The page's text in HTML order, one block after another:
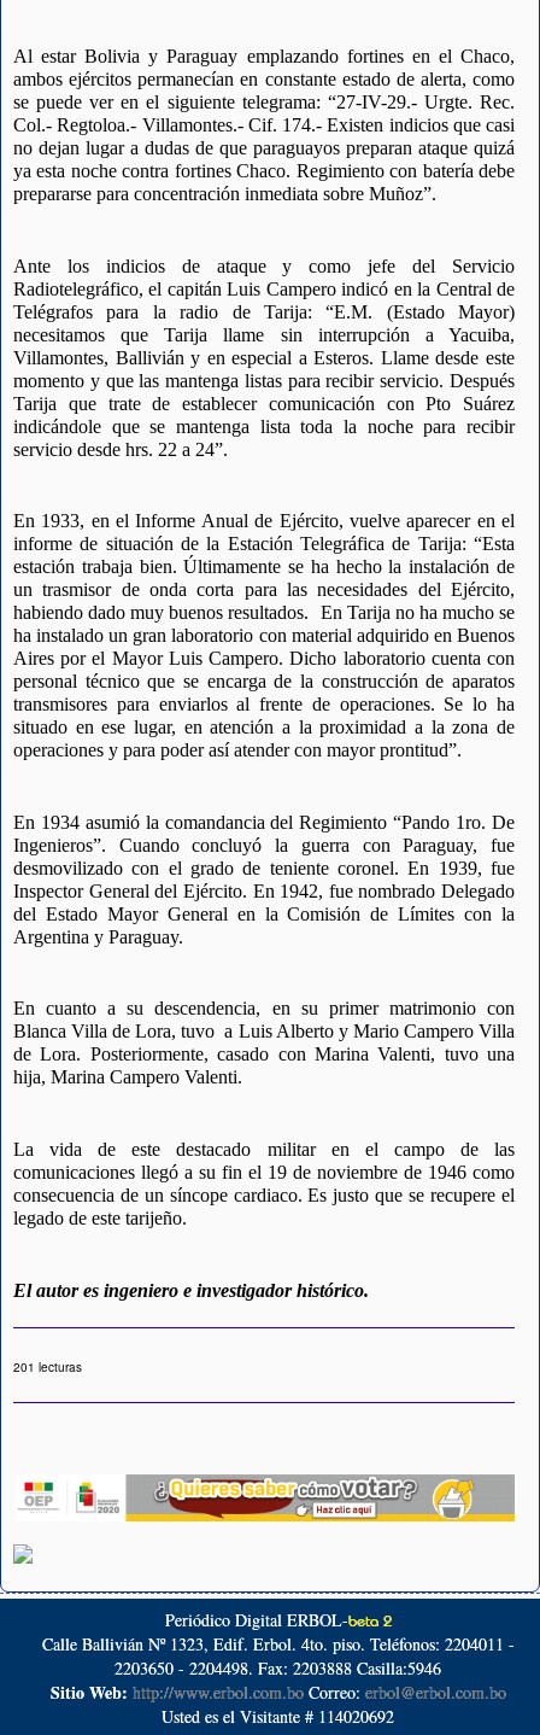
Al estar Bolivia y Paraguay emplazando fortines en el Chaco,
ambos ejércitos permanecían en constante estado de alerta, como
se puede ver en el siguiente telegrama: “27-IV-29.- Urgte. Rec.
Col.- Regtoloa.- Villamontes.- Cif. 174.- Existen indicios que casi
no dejan lugar a dudas de que paraguayos preparan ataque quizá
ya esta noche contra fortines Chaco. Regimiento con batería debe
prepararse para concentración inmediata sobre Muñoz”.
Ante los indicios de ataque y como jefe del Servicio
Radiotelegráfico, el capitán Luis Campero indicó en la Central de
Telégrafos para la radio de Tarija: “E.M. (Estado Mayor)
necesitamos que Tarija llame sin interrupción a Yacuiba,
Villamontes, Ballivián y en especial a Esteros. Llame desde este
momento y que las mantenga listas para recibir servicio. Después
Tarija que trate de establecer comunicación con Pto Suárez
indicándole que se mantenga lista toda la noche para recibir
servicio desde hrs. 22 a 24”.
En 1933, en el Informe Anual de Ejército, vuelve aparecer en el
informe de situación de la Estación Telegráfica de Tarija: “Esta
estación trabaja bien. Últimamente se ha hecho la instalación de
un trasmisor de onda corta para las necesidades del Ejército,
habiendo dado muy buenos resultados.
En Tarija no ha mucho se
ha instalado un gran laboratorio con material adquirido en Buenos
Aires por el Mayor Luis Campero. Dicho laboratorio cuenta con
personal técnico que se encarga de la construcción de aparatos
transmisores para enviarlos al frente de operaciones. Se lo ha
situado en ese lugar, en atención a la proximidad a la zona de
operaciones y para poder así atender con mayor prontitud”.
En 1934 asumió la comandancia del Regimiento “Pando 1ro. De
Ingenieros”. Cuando concluyó la guerra con Paraguay, fue
desmovilizado con el grado de teniente coronel. En 1939, fue
Inspector General del Ejército. En 1942, fue nombrado Delegado
del Estado Mayor General en la Comisión de Límites con la
Argentina y Paraguay.
En cuanto a su descendencia, en su primer matrimonio con
Blanca Villa de Lora, tuvo  a Luis Alberto y Mario Campero Villa
de Lora. Posteriormente, casado con Marina Valenti, tuvo una
hija, Marina Campero Valenti.
La vida de este destacado militar en el campo de las
comunicaciones llegó a su fin el 19 de noviembre de 1946 como
consecuencia de un síncope cardiaco. Es justo que se recupere el
legado de este tarijeño.
El autor es ingeniero e investigador histórico.
201 lecturas
Periódico Digital ERBOL-beta 2
Calle Ballivián Nº 1323, Edif. Erbol. 4to. piso. Teléfonos: 2204011 -
2203650 - 2204498. Fax: 2203888 Casilla:5946
Sitio Web: http://www.erbol.com.boCorreo: erbol@erbol.com.bo
Usted es el Visitante # 114020692